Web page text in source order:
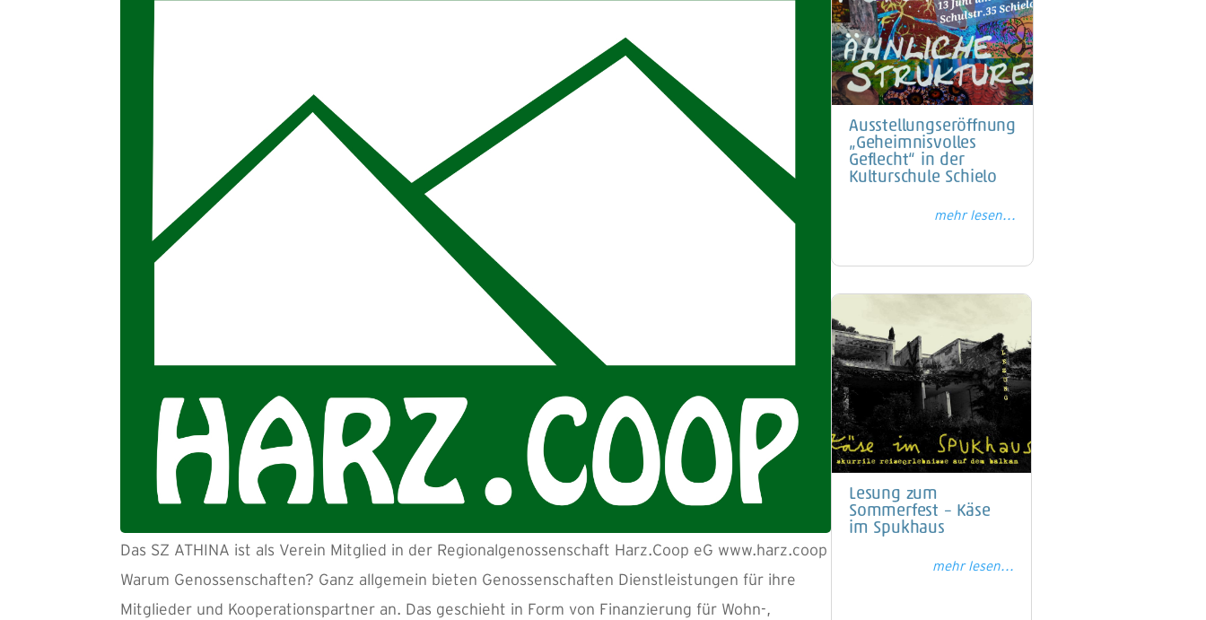
Das SZ ATHINA ist als Verein Mitglied in der Regionalgenossenschaft Harz.Coop eG www.harz.coop
Warum Genossenschaften? Ganz allgemein bieten Genossenschaften Dienstleistungen für ihre
Mitglieder und Kooperationspartner an. Das geschieht in Form von Finanzierung für Wohn-,
Ausstellungseröffnung
„Geheimnisvolles
Geflecht“ in der
Kulturschule Schielo
mehr lesen...
Lesung zum
Sommerfest – Käse
im Spukhaus
mehr lesen...